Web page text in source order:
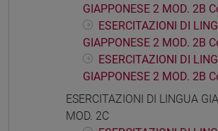
GIAPPONESE 2 MOD. 2B
ESERCITAZIONI DI
GIAPPONESE 2 MOD. 2B
ESERCITAZIONI DI
GIAPPONESE 2 MOD. 2B
ESERCITAZIONI DI LINGUA
MOD. 2C